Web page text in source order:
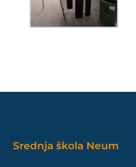
Srednja škola Neum